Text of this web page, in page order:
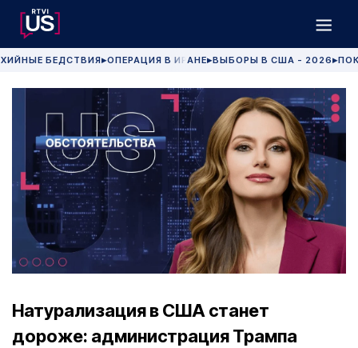
БЕДСТВИЯ▶ОПЕРАЦИЯ В ИРАНЕ▶ВЫБОРЫ В США - 2026 ▶
Натурализация в США станет
дороже: администрация Трампа